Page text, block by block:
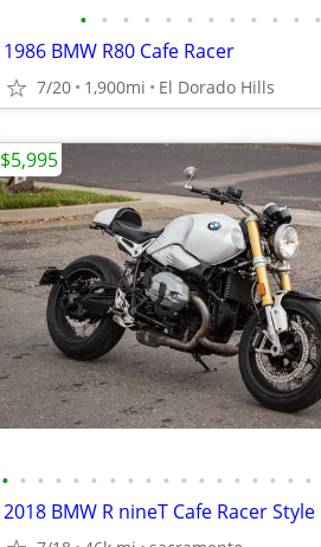
• • • • • • • • • • • •
1986 BMW R80 Cafe Racer
7/20 1,900mi El Dorado Hills
• • • • • • • • • • • • • • • • • •
$5,995